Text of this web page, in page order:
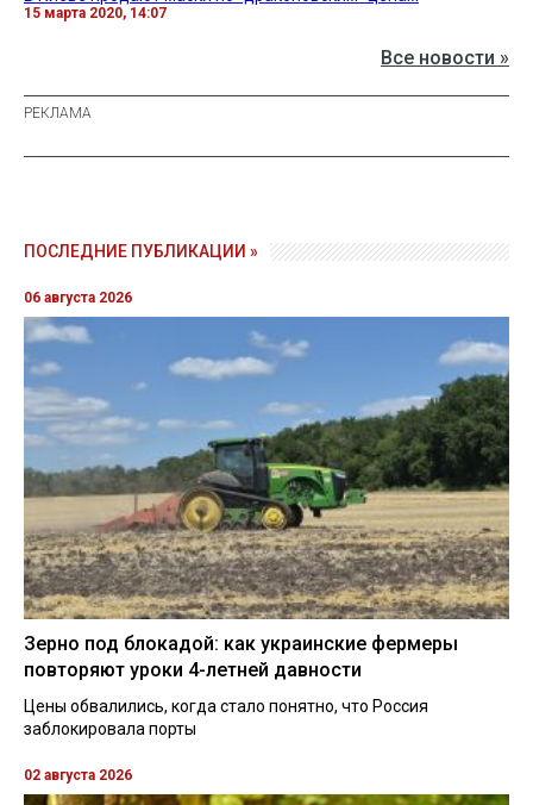
15 марта 2020, 14:07
Все новости »
ПОСЛЕДНИЕ ПУБЛИКАЦИИ »
06 августа 2026
Зерно под блокадой: как украинские фермеры
повторяют уроки 4-летней давности
Цены обвалились, когда стало понятно, что Россия
заблокировала порты
02 августа 2026